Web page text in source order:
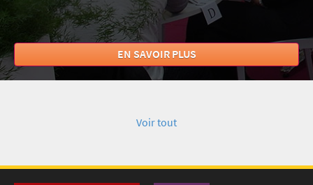
EN SAVOIR PLUS
Voir tout